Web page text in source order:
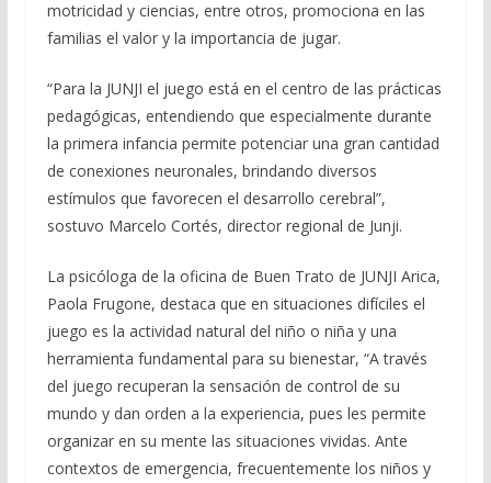
motricidad y ciencias, entre otros, promociona en las
familias el valor y la importancia de jugar.
“Para la JUNJI el juego está en el centro de las prácticas
pedagógicas, entendiendo que especialmente durante
la primera infancia permite potenciar una gran cantidad
de conexiones neuronales, brindando diversos
estímulos que favorecen el desarrollo cerebral”,
sostuvo Marcelo Cortés, director regional de Junji.
La psicóloga de la oficina de Buen Trato de JUNJI Arica,
Paola Frugone, destaca que en situaciones difíciles el
juego es la actividad natural del niño o niña y una
herramienta fundamental para su bienestar, “A través
del juego recuperan la sensación de control de su
mundo y dan orden a la experiencia, pues les permite
organizar en su mente las situaciones vividas. Ante
contextos de emergencia, frecuentemente los niños y